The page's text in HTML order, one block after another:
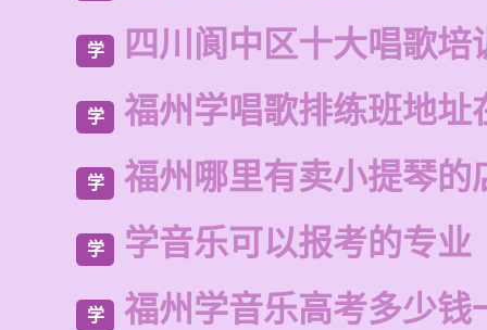
学 四川阆中区十大唱歌培
学 福州学唱歌排练班地址
学 福州哪里有卖小提琴的
学 学音乐可以报考的专业
学 福州学音乐高考多少钱